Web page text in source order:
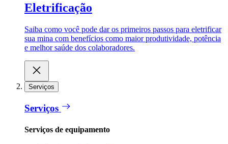
Eletrificação
Saiba como você pode dar os primeiros passos para eletrificar
sua mina com benefícios como maior produtividade, potência
e melhor saúde dos colaboradores.
Serviços
Serviços
Serviços de equipamento